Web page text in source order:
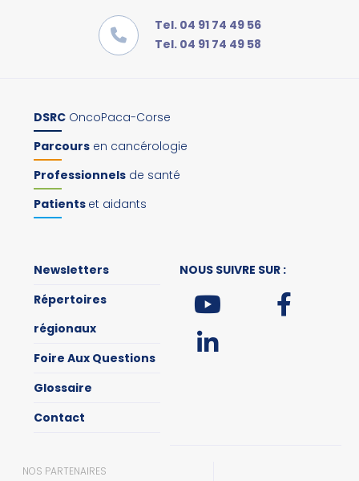
Tel. 04 91 74 49 56
Tel. 04 91 74 49 58
DSRC OncoPaca-Corse
Parcours en cancérologie
Professionnels de santé
Patients et aidants
Newsletters
Répertoires
régionaux
Foire Aux Questions
Glossaire
Contact
NOUS SUIVRE SUR :
NOS PARTENAIRES